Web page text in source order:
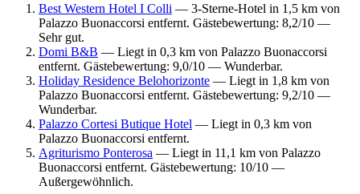
Best Western Hotel I Colli — 3-Sterne-Hotel in 1,5 km von
Palazzo Buonaccorsi entfernt. Gästebewertung: 8,2/10 —
Sehr gut.
Domi B&B — Liegt in 0,3 km von Palazzo Buonaccorsi
entfernt. Gästebewertung: 9,0/10 — Wunderbar.
Holiday Residence Belohorizonte — Liegt in 1,8 km von
Palazzo Buonaccorsi entfernt. Gästebewertung: 9,2/10 —
Wunderbar.
Palazzo Cortesi Butique Hotel — Liegt in 0,3 km von
Palazzo Buonaccorsi entfernt.
Agriturismo Ponterosa — Liegt in 11,1 km von Palazzo
Buonaccorsi entfernt. Gästebewertung: 10/10 —
Außergewöhnlich.